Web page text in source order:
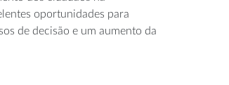
oportunidades para
de decisão e um aumento da